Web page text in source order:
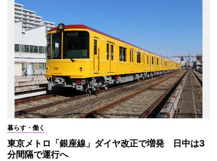
暮らす・働く
東京メトロ「銀座線」ダイヤ改正で増発 日中は3
分間隔で運行へ